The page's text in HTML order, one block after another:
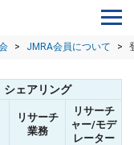
> JMRA会員について >
シェアリング
リサーチ
業務
リサーチ
ャー/モデ
レーター